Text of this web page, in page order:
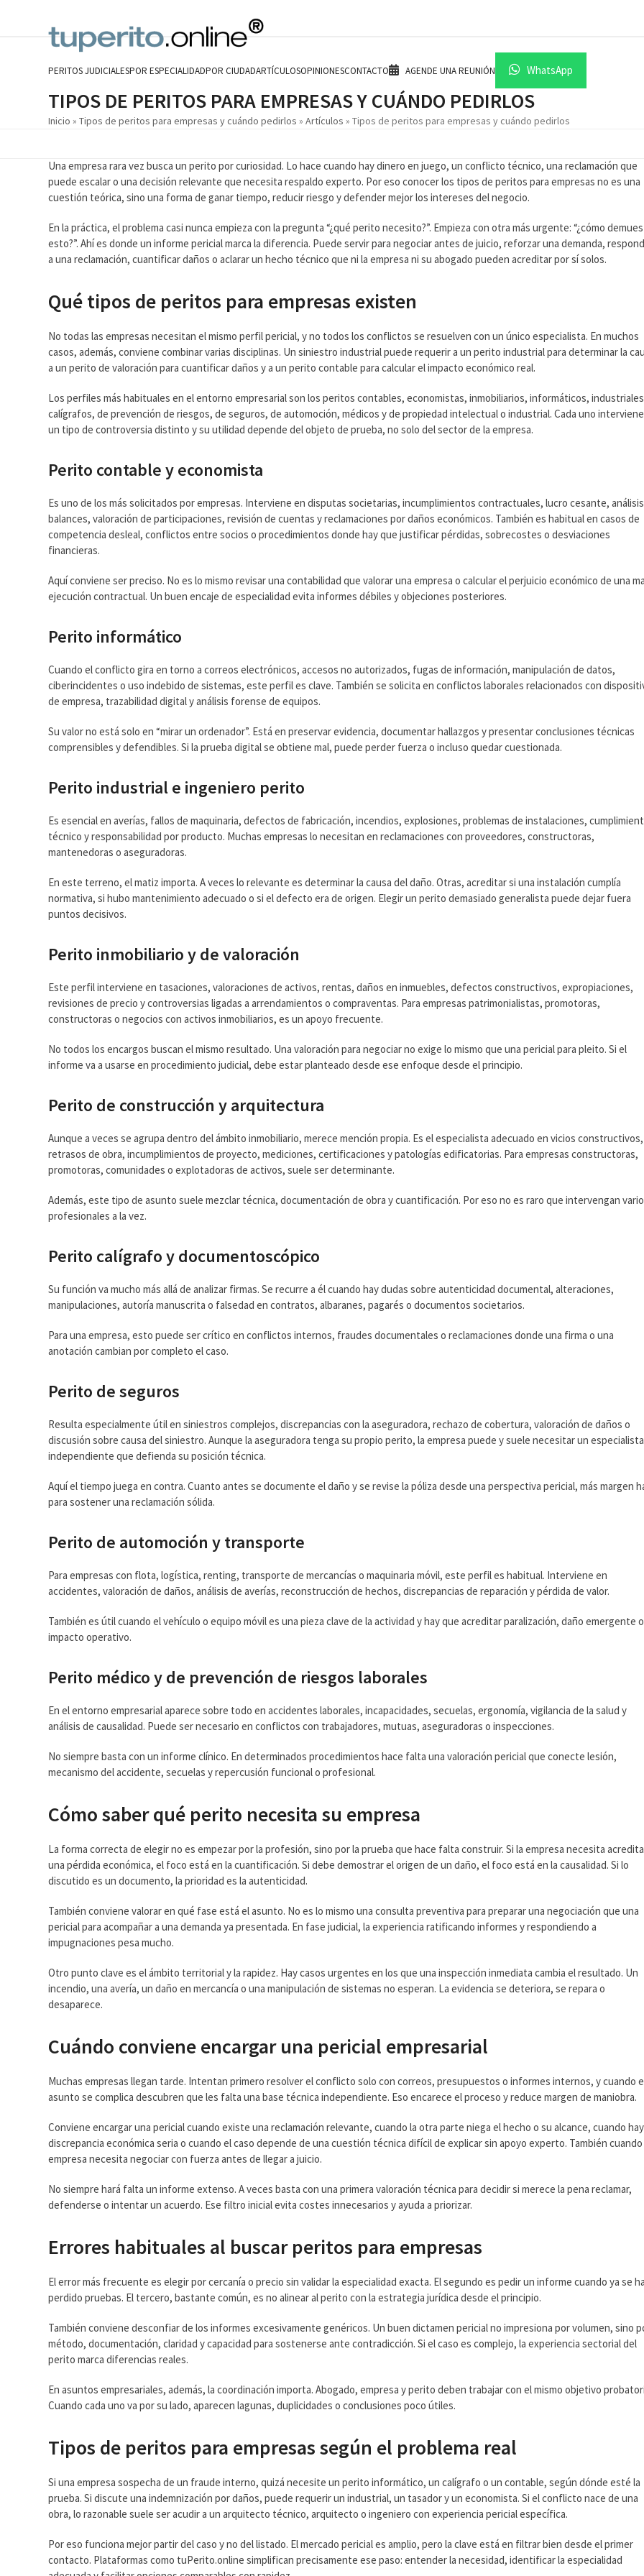
PERITOS JUDICIALESPOR ESPECIALIDADPOR CIUDADARTÍCULOSOPINIONESCONTACTO AGENDE UNA REUNIÓN WhatsApp
TIPOS DE PERITOS PARA EMPRESAS Y CUÁNDO PEDIRLOS
Inicio »Tipos de peritos para empresas y cuándo pedirlos »Artículos »Tipos de peritos para empresas y cuándo pedirlos
Una empresa rara vez busca un perito por curiosidad. Lo hace cuando hay dinero en juego, un conflicto técnico, una reclamación que
puede escalar o una decisión relevante que necesita respaldo experto. Por eso conocer los tipos de peritos para empresas no es una
cuestión teórica, sino una forma de ganar tiempo, reducir riesgo y defender mejor los intereses del negocio.
En la práctica, el problema casi nunca empieza con la pregunta “¿qué perito necesito?”. Empieza con otra más urgente: “¿cómo
esto?”. Ahí es donde un informe pericial marca la diferencia. Puede servir para negociar antes de juicio, reforzar una demanda,
a una reclamación, cuantificar daños o aclarar un hecho técnico que ni la empresa ni su abogado pueden acreditar por sí solos.
Qué tipos de peritos para empresas existen
No todas las empresas necesitan el mismo perfil pericial, y no todos los conflictos se resuelven con un único especialista. En muchos
casos, además, conviene combinar varias disciplinas. Un siniestro industrial puede requerir a un perito industrial para determinar la
a un perito de valoración para cuantificar daños y a un perito contable para calcular el impacto económico real.
Los perfiles más habituales en el entorno empresarial son los peritos contables, economistas, inmobiliarios, informáticos,
calígrafos, de prevención de riesgos, de seguros, de automoción, médicos y de propiedad intelectual o industrial. Cada uno
un tipo de controversia distinto y su utilidad depende del objeto de prueba, no solo del sector de la empresa.
Perito contable y economista
Es uno de los más solicitados por empresas. Interviene en disputas societarias, incumplimientos contractuales, lucro cesante,
balances, valoración de participaciones, revisión de cuentas y reclamaciones por daños económicos. También es habitual en casos de
competencia desleal, conflictos entre socios o procedimientos donde hay que justificar pérdidas, sobrecostes o desviaciones
financieras.
Aquí conviene ser preciso. No es lo mismo revisar una contabilidad que valorar una empresa o calcular el perjuicio económico de una
ejecución contractual. Un buen encaje de especialidad evita informes débiles y objeciones posteriores.
Perito informático
Cuando el conflicto gira en torno a correos electrónicos, accesos no autorizados, fugas de información, manipulación de datos,
ciberincidentes o uso indebido de sistemas, este perfil es clave. También se solicita en conflictos laborales relacionados con
de empresa, trazabilidad digital y análisis forense de equipos.
Su valor no está solo en “mirar un ordenador”. Está en preservar evidencia, documentar hallazgos y presentar conclusiones técnicas
comprensibles y defendibles. Si la prueba digital se obtiene mal, puede perder fuerza o incluso quedar cuestionada.
Perito industrial e ingeniero perito
Es esencial en averías, fallos de maquinaria, defectos de fabricación, incendios, explosiones, problemas de instalaciones,
técnico y responsabilidad por producto. Muchas empresas lo necesitan en reclamaciones con proveedores, constructoras,
mantenedoras o aseguradoras.
En este terreno, el matiz importa. A veces lo relevante es determinar la causa del daño. Otras, acreditar si una instalación cumplía
normativa, si hubo mantenimiento adecuado o si el defecto era de origen. Elegir un perito demasiado generalista puede dejar fuera
puntos decisivos.
Perito inmobiliario y de valoración
Este perfil interviene en tasaciones, valoraciones de activos, rentas, daños en inmuebles, defectos constructivos, expropiaciones,
revisiones de precio y controversias ligadas a arrendamientos o compraventas. Para empresas patrimonialistas, promotoras,
constructoras o negocios con activos inmobiliarios, es un apoyo frecuente.
No todos los encargos buscan el mismo resultado. Una valoración para negociar no exige lo mismo que una pericial para pleito. Si el
informe va a usarse en procedimiento judicial, debe estar planteado desde ese enfoque desde el principio.
Perito de construcción y arquitectura
Aunque a veces se agrupa dentro del ámbito inmobiliario, merece mención propia. Es el especialista adecuado en vicios constructivos,
retrasos de obra, incumplimientos de proyecto, mediciones, certificaciones y patologías edificatorias. Para empresas constructoras,
promotoras, comunidades o explotadoras de activos, suele ser determinante.
Además, este tipo de asunto suele mezclar técnica, documentación de obra y cuantificación. Por eso no es raro que intervengan
profesionales a la vez.
Perito calígrafo y documentoscópico
Su función va mucho más allá de analizar firmas. Se recurre a él cuando hay dudas sobre autenticidad documental, alteraciones,
manipulaciones, autoría manuscrita o falsedad en contratos, albaranes, pagarés o documentos societarios.
Para una empresa, esto puede ser crítico en conflictos internos, fraudes documentales o reclamaciones donde una firma o una
anotación cambian por completo el caso.
Perito de seguros
Resulta especialmente útil en siniestros complejos, discrepancias con la aseguradora, rechazo de cobertura, valoración de daños o
discusión sobre causa del siniestro. Aunque la aseguradora tenga su propio perito, la empresa puede y suele necesitar un especialista
independiente que defienda su posición técnica.
Aquí el tiempo juega en contra. Cuanto antes se documente el daño y se revise la póliza desde una perspectiva pericial, más margen
para sostener una reclamación sólida.
Perito de automoción y transporte
Para empresas con flota, logística, renting, transporte de mercancías o maquinaria móvil, este perfil es habitual. Interviene en
accidentes, valoración de daños, análisis de averías, reconstrucción de hechos, discrepancias de reparación y pérdida de valor.
También es útil cuando el vehículo o equipo móvil es una pieza clave de la actividad y hay que acreditar paralización, daño emergente o
impacto operativo.
Perito médico y de prevención de riesgos laborales
En el entorno empresarial aparece sobre todo en accidentes laborales, incapacidades, secuelas, ergonomía, vigilancia de la salud y
análisis de causalidad. Puede ser necesario en conflictos con trabajadores, mutuas, aseguradoras o inspecciones.
No siempre basta con un informe clínico. En determinados procedimientos hace falta una valoración pericial que conecte lesión,
mecanismo del accidente, secuelas y repercusión funcional o profesional.
Cómo saber qué perito necesita su empresa
La forma correcta de elegir no es empezar por la profesión, sino por la prueba que hace falta construir. Si la empresa necesita
una pérdida económica, el foco está en la cuantificación. Si debe demostrar el origen de un daño, el foco está en la causalidad. Si lo
discutido es un documento, la prioridad es la autenticidad.
También conviene valorar en qué fase está el asunto. No es lo mismo una consulta preventiva para preparar una negociación que una
pericial para acompañar a una demanda ya presentada. En fase judicial, la experiencia ratificando informes y respondiendo a
impugnaciones pesa mucho.
Otro punto clave es el ámbito territorial y la rapidez. Hay casos urgentes en los que una inspección inmediata cambia el resultado. Un
incendio, una avería, un daño en mercancía o una manipulación de sistemas no esperan. La evidencia se deteriora, se repara o
desaparece.
Cuándo conviene encargar una pericial empresarial
Muchas empresas llegan tarde. Intentan primero resolver el conflicto solo con correos, presupuestos o informes internos, y cuando
asunto se complica descubren que les falta una base técnica independiente. Eso encarece el proceso y reduce margen de maniobra.
Conviene encargar una pericial cuando existe una reclamación relevante, cuando la otra parte niega el hecho o su alcance, cuando hay
discrepancia económica seria o cuando el caso depende de una cuestión técnica difícil de explicar sin apoyo experto. También cuando
empresa necesita negociar con fuerza antes de llegar a juicio.
No siempre hará falta un informe extenso. A veces basta con una primera valoración técnica para decidir si merece la pena reclamar,
defenderse o intentar un acuerdo. Ese filtro inicial evita costes innecesarios y ayuda a priorizar.
Errores habituales al buscar peritos para empresas
El error más frecuente es elegir por cercanía o precio sin validar la especialidad exacta. El segundo es pedir un informe cuando ya se
perdido pruebas. El tercero, bastante común, es no alinear al perito con la estrategia jurídica desde el principio.
También conviene desconfiar de los informes excesivamente genéricos. Un buen dictamen pericial no impresiona por volumen, sino
método, documentación, claridad y capacidad para sostenerse ante contradicción. Si el caso es complejo, la experiencia sectorial del
perito marca diferencias reales.
En asuntos empresariales, además, la coordinación importa. Abogado, empresa y perito deben trabajar con el mismo objetivo
Cuando cada uno va por su lado, aparecen lagunas, duplicidades o conclusiones poco útiles.
Tipos de peritos para empresas según el problema real
Si una empresa sospecha de un fraude interno, quizá necesite un perito informático, un calígrafo o un contable, según dónde esté la
prueba. Si discute una indemnización por daños, puede requerir un industrial, un tasador y un economista. Si el conflicto nace de una
obra, lo razonable suele ser acudir a un arquitecto técnico, arquitecto o ingeniero con experiencia pericial específica.
Por eso funciona mejor partir del caso y no del listado. El mercado pericial es amplio, pero la clave está en filtrar bien desde el primer
contacto. Plataformas como tuPerito.online simplifican precisamente ese paso: entender la necesidad, identificar la especialidad